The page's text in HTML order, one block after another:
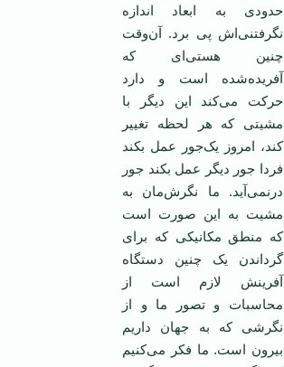
حدودی به ابعاد اندازه
نگرفتنی‌اش پی برد. آن‌وقت
چنین هستی‌ای که
آفریده‌شده است و دارد
حرکت می‌کند این دیگر با
مشیتی که هر لحظه تغییر
کند، امروز یک‌جور عمل بکند
فردا جور دیگر عمل بکند جور
درنمی‌آید. ما نگرش‌مان به
مشیت به این صورت است
که منطق مکانیکی که برای
گرداندن یک چنین دستگاه
آفرینش لازم است از
محاسبات و تصور ما و از
نگرشی که به جهان داریم
بیرون است. ما فکر می‌کنیم